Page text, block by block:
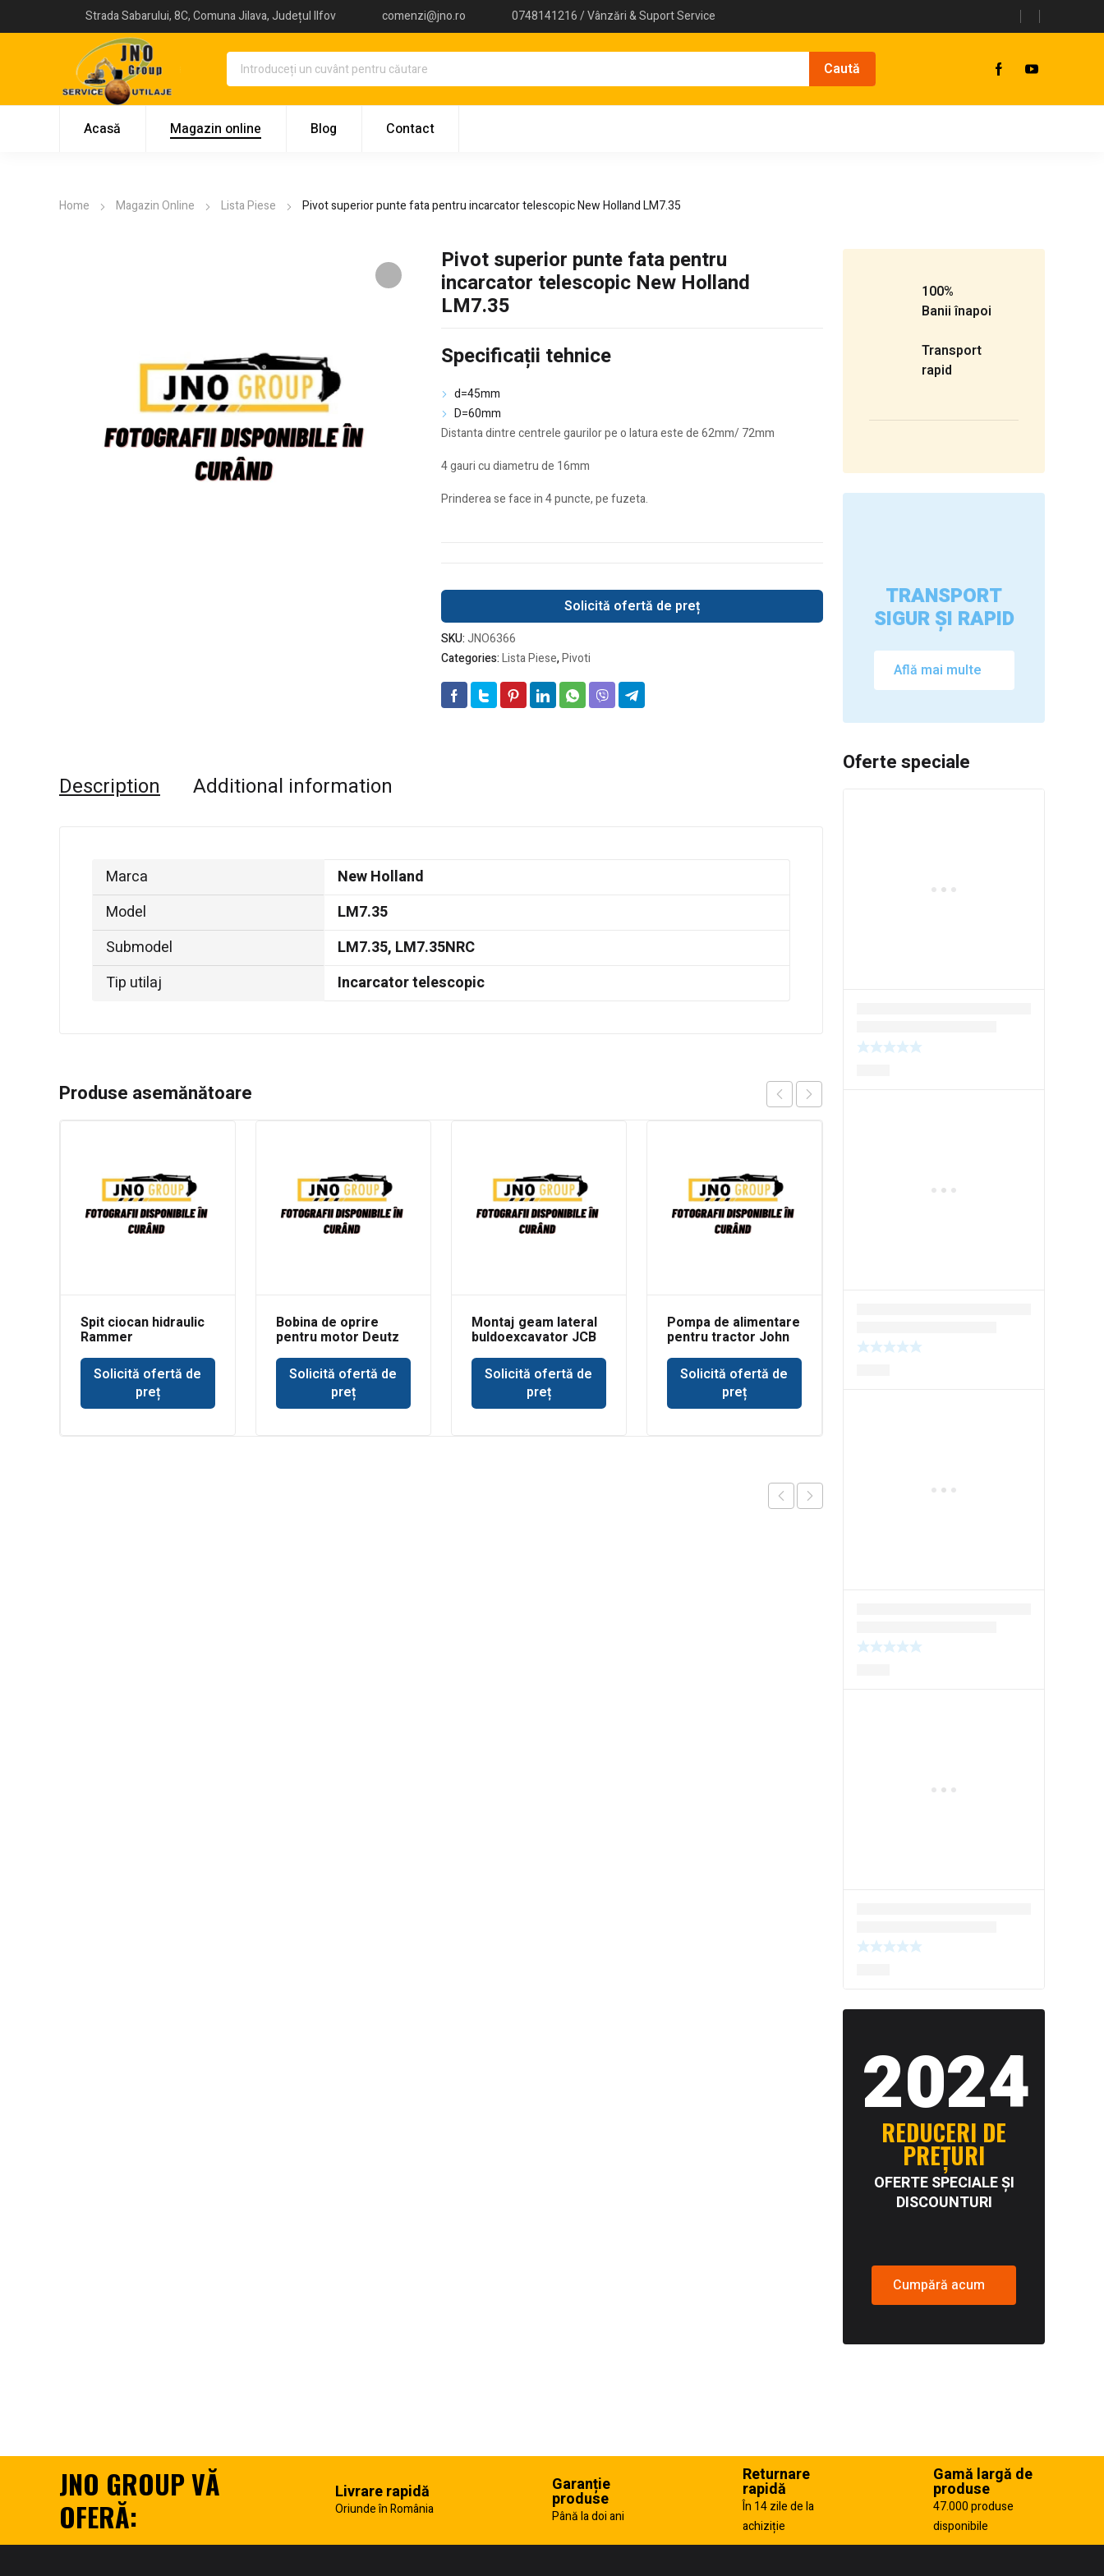
Strada Sabarului, 8C, Comuna Jilava, Județul Ilfov comenzi@jno.ro 0748141216 / Vânzări & Suport Service
Acasă Magazin online Blog Contact
Home Magazin Online Lista Piese Pivot superior punte fata pentru incarcator telescopic New Holland LM7.35
Pivot superior punte fata pentru
incarcator telescopic New Holland
LM7.35
Specificații tehnice
d=45mm
D=60mm
Distanta dintre centrele gaurilor pe o latura este de 62mm/ 72mm
4 gauri cu diametru de 16mm
Prinderea se face in 4 puncte, pe fuzeta.
Solicită ofertă de preț
SKU:JNO6366
Categories:Lista Piese,Pivoti
Description Additional information
Marca
New Holland
Model
LM7.35
Submodel
LM7.35, LM7.35NRC
Tip utilaj
Incarcator telescopic
Produse asemănătoare
Spit ciocan hidraulic
Rammer
Solicită ofertă de
preț
Bobina de oprire
pentru motor Deutz
Solicită ofertă de
preț
Montaj geam lateral
buldoexcavator JCB
Solicită ofertă de
preț
Pompa de alimentare
pentru tractor John
Solicită ofertă de
preț
incarcator Liebherr
100%
Banii înapoi
Transport
rapid
TRANSPORT
SIGUR ȘI RAPID
Află mai multe
Oferte speciale
2024
REDUCERI DE
PREȚURI
OFERTE SPECIALE ȘI
DISCOUNTURI
Cumpără acum
JNO GROUP VĂ
OFERĂ:
Livrare rapidă
Oriunde în România
Garanție
produse
Până la doi ani
Returnare
rapidă
În 14 zile de la
achiziție
Gamă largă de
produse
47.000 produse
disponibile